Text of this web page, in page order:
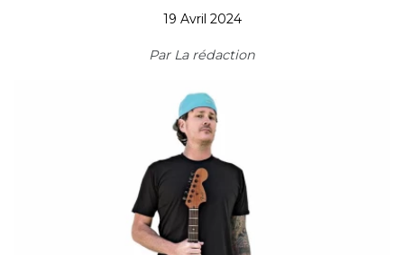
19 Avril 2024
Par La rédaction